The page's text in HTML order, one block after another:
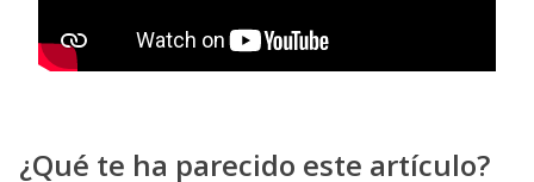
¿Qué te ha parecido este artículo?